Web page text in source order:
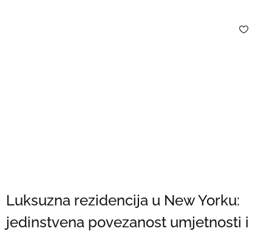
Luksuzna rezidencija u New Yorku:
jedinstvena povezanost umjetnosti i